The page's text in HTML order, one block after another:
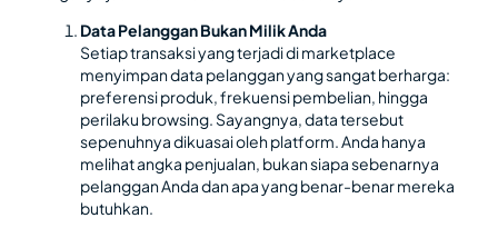
Data Pelanggan Bukan Milik Anda
Setiap transaksi yang terjadi di marketplace
menyimpan data pelanggan yang sangat berharga:
preferensi produk, frekuensi pembelian, hingga
perilaku browsing. Sayangnya, data tersebut
sepenuhnya dikuasai oleh platform. Anda hanya
melihat angka penjualan, bukan siapa sebenarnya
pelanggan Anda dan apa yang benar-benar mereka
butuhkan.